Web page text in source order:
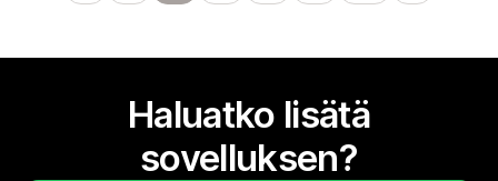
Haluatko lisätä
sovelluksen?